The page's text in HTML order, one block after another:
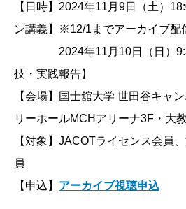
【日時】2024年11月9日（土）
ン講義】※12/1までアーカイブ配
2024年11月10日（日）
技・実践報告】
【会場】国士舘大学 世田谷キャ
リーホールMCHアリーナ3F・大
【対象】JACOTライセンス会員
員
【申込】 アーカイブ視聴申込